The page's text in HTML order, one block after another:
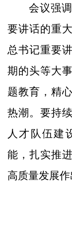
会议强
要讲话的重
总书记重要
期的头等大
题教育，精
热潮。要持
人才队伍建
能，扎实推
高质量发展作